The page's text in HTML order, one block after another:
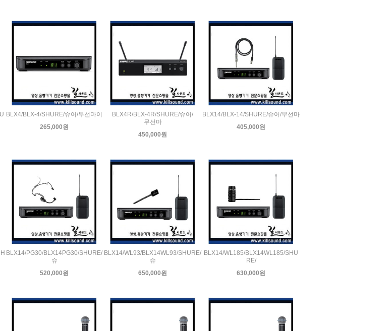
BLX4/BLX-4/SHURE/슈어/무선마이
265,000원
BLX4R/BLX-4R/SHURE/슈어/
무선마
450,000원
BLX14/BLX-14/SHURE/슈어/무선마
405,000원
BLX14/PG30/BLX14PG30/SHURE/
슈
520,000원
BLX14/WL93/BLX14WL93/SHURE/
슈
650,000원
BLX14/WL185/BLX14WL185/SHU
RE/
630,000원